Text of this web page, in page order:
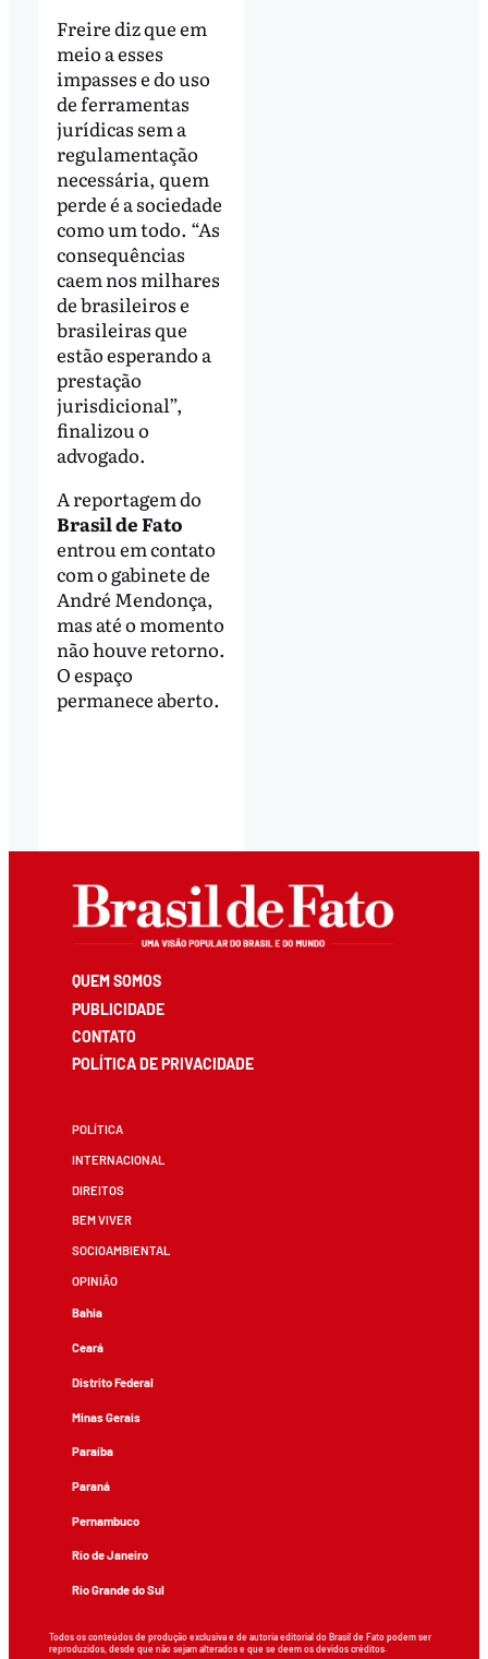
Freire diz que em
meio a esses
impasses e do uso
de ferramentas
jurídicas sem a
regulamentação
necessária, quem
perde é a sociedade
como um todo. “As
consequências
caem nos milhares
de brasileiros e
brasileiras que
estão esperando a
prestação
jurisdicional”,
finalizou o
advogado.
A reportagem do
Brasil de Fato
entrou em contato
com o gabinete de
André Mendonça,
mas até o momento
não houve retorno.
O espaço
permanece aberto.
QUEM SOMOS
PUBLICIDADE
CONTATO
POLÍTICA DE PRIVACIDADE
POLÍTICA
INTERNACIONAL
DIREITOS
BEM VIVER
SOCIOAMBIENTAL
OPINIÃO
Bahia
Ceará
Distrito Federal
Minas Gerais
Paraíba
Paraná
Pernambuco
Rio de Janeiro
Rio Grande do Sul
Todos os conteúdos de produção exclusiva e de autoria editorial do Brasil de Fato podem ser
reproduzidos, desde que não sejam alterados e que se deem os devidos créditos.